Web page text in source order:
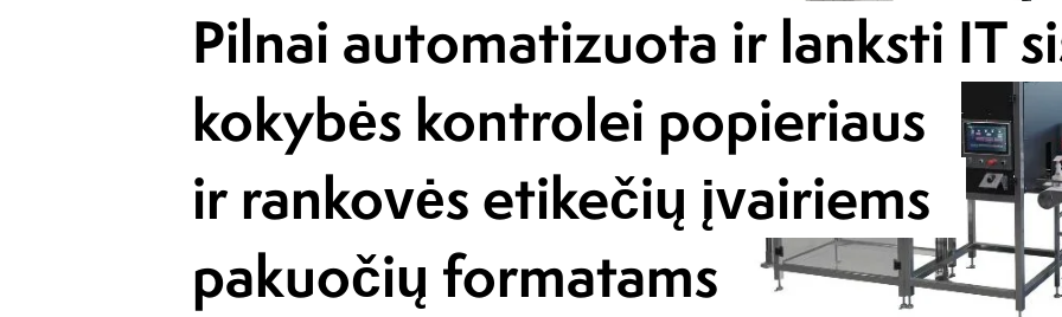
yra KSM Vision bruožas, buvo įmanoma
įmontuoti prietaisą į jau veikiančią vaistų
Vienas pagrindinių privalumų [...] pritaikyti
individualių kliento poreikių.
Dariusz Stępień,
Infrastruktūros ir žiniasklaidos
ADAMED Group
11.06.2018
Pilnai automatizuota ir lanksti IT
kokybės kontrolei popieriaus
ir rankovės etikečių įvairiems
pakuočių formatams